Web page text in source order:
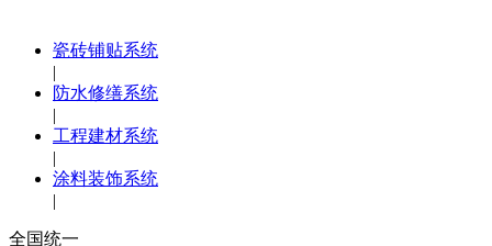
瓷砖铺贴系统
|
防水修缮系统
|
工程建材系统
|
涂料装饰系统
|
全国统一